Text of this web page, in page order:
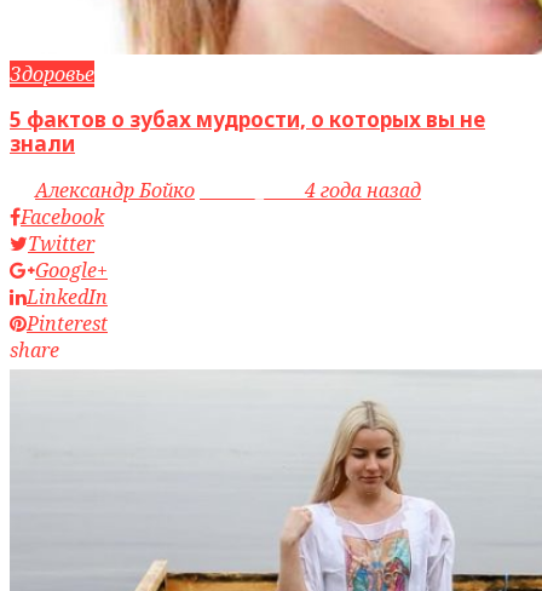
Здоровье
5 фактов о зубах мудрости, о которых вы не
знали
byАлександр Бойко
4 года назад
Facebook
Twitter
Google+
LinkedIn
Pinterest
share